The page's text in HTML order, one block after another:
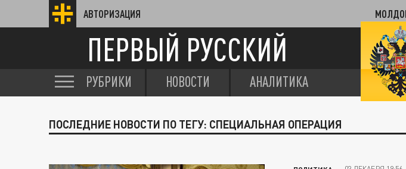
АВТОРИЗАЦИЯ
ПЕРВЫЙ РУССКИЙ
РУБРИКИ НОВОСТИ АНАЛИТИКА
ПОСЛЕДНИЕ НОВОСТИ ПО ТЕГУ: СПЕЦИАЛЬНАЯ ОПЕРАЦИЯ